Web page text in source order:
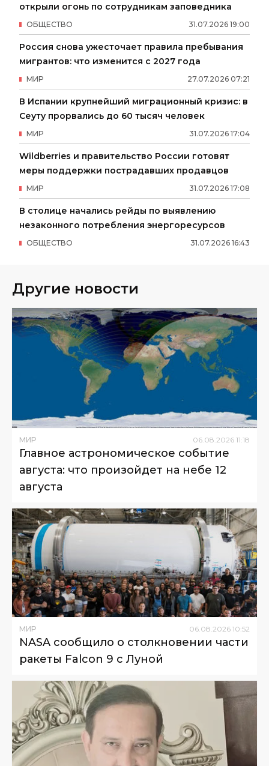
открыли огонь по сотрудникам заповедника
31.07.2026 19:00
ОБЩЕСТВО
Россия снова ужесточает правила пребывания
мигрантов: что изменится с 2027 года
27.07.2026 07:21
МИР
В Испании крупнейший миграционный кризис: в
Сеуту прорвались до 60 тысяч человек
31.07.2026 17:04
МИР
Wildberries и правительство России готовят
меры поддержки пострадавших продавцов
31.07.2026 17:08
МИР
В столице начались рейды по выявлению
незаконного потребления энергоресурсов
31.07.2026 16:43
ОБЩЕСТВО
Другие новости
МИР 06.08.2026 11:18
Главное астрономическое событие
августа: что произойдет на небе 12
августа
МИР 06 08 2026 10:52
NASA сообщило о столкновении части
ракеты Falcon 9 с Луной